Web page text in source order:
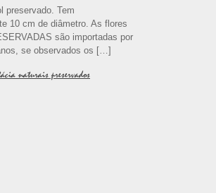
preservado. Tem
10 cm de diâmetro. As flores
são importadas por
se observados os […]
naturais preservados